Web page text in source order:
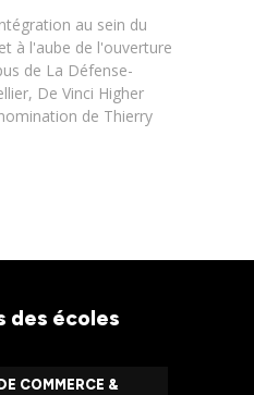
au sein du
à l'aube de l'ouverture
de La Défense-
De Vinci Higher
de Thierry
des écoles
COMMERCE &